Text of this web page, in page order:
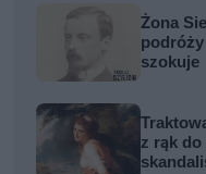
Żona
szokuje
z rąk do